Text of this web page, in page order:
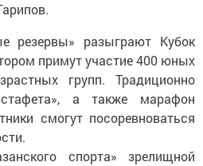
резервы» разыграют Кубок
примут участие 400 юных
групп. Традиционно
а также марафон
смогут посоревноваться
спорта» зрелищной